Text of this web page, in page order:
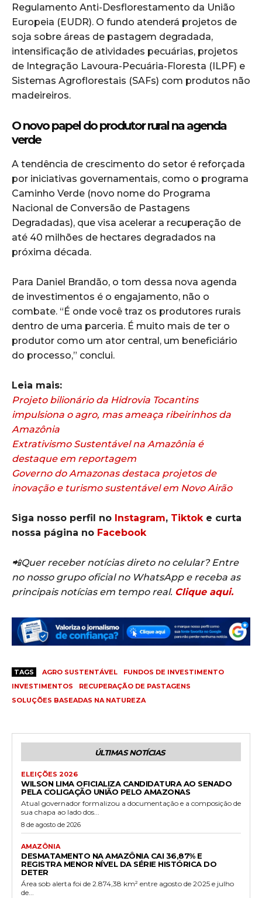
Regulamento Anti-Desflorestamento da União
Europeia (EUDR). O fundo atenderá projetos de
soja sobre áreas de pastagem degradada,
intensificação de atividades pecuárias, projetos
de Integração Lavoura-Pecuária-Floresta (ILPF) e
Sistemas Agroflorestais (SAFs) com produtos não
madeireiros.
O novo papel do produtor rural na agenda
verde
A tendência de crescimento do setor é reforçada
por iniciativas governamentais, como o programa
Caminho Verde (novo nome do Programa
Nacional de Conversão de Pastagens
Degradadas), que visa acelerar a recuperação de
até 40 milhões de hectares degradados na
próxima década.
Para Daniel Brandão, o tom dessa nova agenda
de investimentos é o engajamento, não o
combate. “É onde você traz os produtores rurais
dentro de uma parceria. É muito mais de ter o
produtor como um ator central, um beneficiário
do processo,” conclui.
Leia mais:
Projeto bilionário da Hidrovia Tocantins
impulsiona o agro, mas ameaça ribeirinhos da
Amazônia
Extrativismo Sustentável na Amazônia é
destaque em reportagem
Governo do Amazonas destaca projetos de
inovação e turismo sustentável em Novo Airão
Siga nosso perfil no Instagram, Tiktoke curta
nossa página no Facebook
📲Quer receber notícias direto no celular? Entre
no nosso grupo oficial no WhatsApp e receba as
principais notícias em tempo real. Clique aqui.
TAGS AGRO SUSTENTÁVEL
FUNDOS DE INVESTIMENTO
INVESTIMENTOS
RECUPERAÇÃO DE PASTAGENS
SOLUÇÕES BASEADAS NA NATUREZA
ÚLTIMAS NOTÍCIAS
ELEIÇÕES 2026
WILSON LIMA OFICIALIZA CANDIDATURA AO SENADO
PELA COLIGAÇÃO UNIÃO PELO AMAZONAS
Atual governador formalizou a documentação e a composição de
sua chapa ao lado dos...
8 de agosto de 2026
AMAZÔNIA
DESMATAMENTO NA AMAZÔNIA CAI 36,87% E
REGISTRA MENOR NÍVEL DA SÉRIE HISTÓRICA DO
DETER
Área sob alerta foi de 2.874,38 km² entre agosto de 2025 e julho
de...